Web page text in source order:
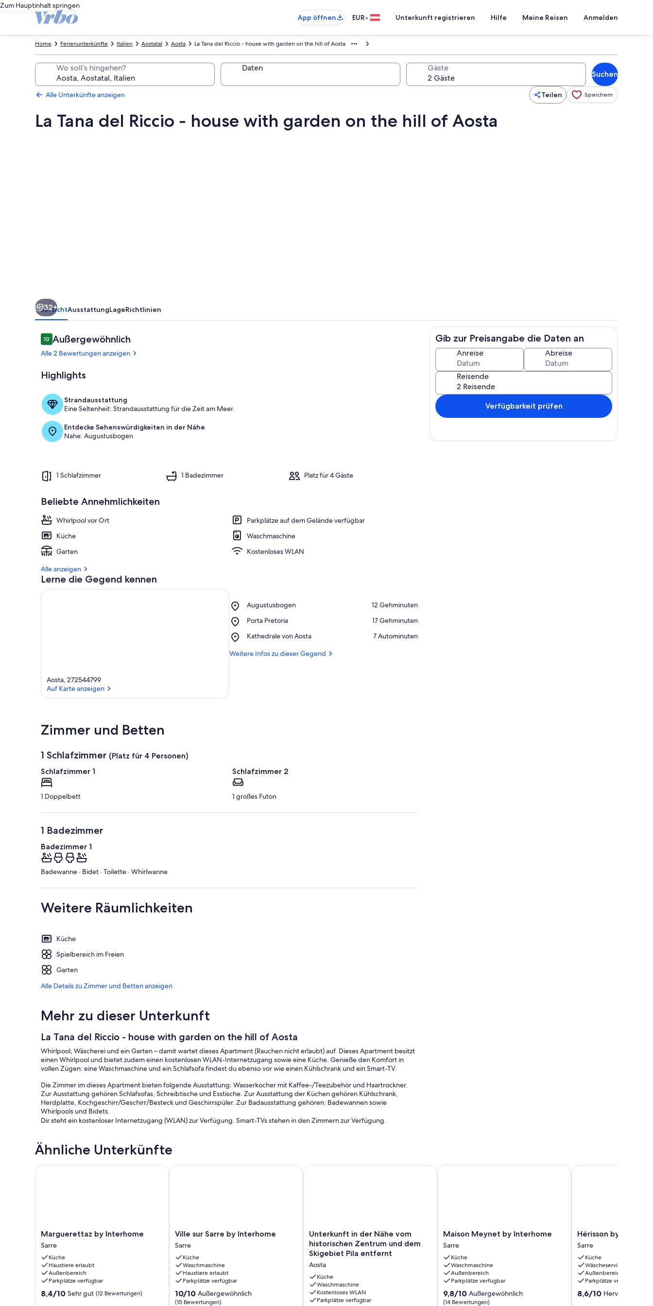
Zum Hauptinhalt springen
App öffnen
EUR• Unterkunft registrieren Hilfe Meine Reisen Anmelden
La Tana del Riccio - house with garden on the hill of Aosta
Aosta
Aostatal
Italien
Ferienunterkünfte
Home
Wo soll’s hingehen? Daten Gäste
Suchen
Alle Unterkünfte anzeigen Teilen Speichern
La Tana del Riccio - house with garden on the hill of Aosta
the
hill
of
Aosta
Wohnbereich Außenbereich
32+
ÜbersichtAusstattungLageRichtlinien
Bewertungen
1010 von 10.
Außergewöhnlich
Alle 2 Bewertungen anzeigen
Highlights
Strandausstattung
Eine Seltenheit: Strandausstattung für die Zeit am Meer.
Entdecke Sehenswürdigkeiten in der Nähe
Nahe: Augustusbogen
1 Schlafzimmer 1 Badezimmer Platz für 4 Gäste
Beliebte Annehmlichkeiten
Whirlpool vor Ort
Parkplätze auf dem Gelände verfügbar
Küche
Waschmaschine
Garten
Kostenloses WLAN
Alle anzeigen
Lerne die Gegend kennen
Aosta, 272544799
Auf Karte anzeigen
Augustusbogen
Place,
‪12 Gehminuten‬
Porta Pretoria
Place,
Pretoria
‪17 Gehminuten‬
Kathedrale von Aosta
Place,
von
‪7 Autominuten‬
Weitere Infos zu dieser Gegend
Zimmer und Betten
1 Schlafzimmer (Platz für 4 Personen)
Schlafzimmer 1
1 Doppelbett
Schlafzimmer 2
1 großes Futon
1 Badezimmer
Badezimmer 1
Badewanne · Bidet · Toilette · Whirlwanne
Weitere Räumlichkeiten
Küche
Spielbereich im Freien
Garten
Alle Details zu Zimmer und Betten anzeigen
Mehr zu dieser Unterkunft
La Tana del Riccio - house with garden on the hill of Aosta
Whirlpool, Wäscherei und ein Garten – damit wartet dieses Apartment (Rauchen nicht erlaubt) auf. Dieses Apartment besitzt
einen Whirlpool und bietet zudem einen kostenlosen WLAN-Internetzugang sowie eine Küche. Genieße den Komfort in
vollen Zügen: eine Waschmaschine und ein Schlafsofa findest du ebenso vor wie einen Kühlschrank und ein Smart-TV.
Die Zimmer im dieses Apartment bieten folgende Ausstattung: Wasserkocher mit Kaffee-/Teezubehör und Haartrockner.
Zur Ausstattung gehören Schlafsofas, Schreibtische und Esstische. Zur Ausstattung der Küchen gehören Kühlschrank,
Herdplatte, Kochgeschirr/Geschirr/Besteck und Geschirrspüler. Zur Badausstattung gehören: Badewannen sowie
Whirlpools und Bidets.
Dir steht ein kostenloser Internetzugang (WLAN) zur Verfügung. Smart-TVs stehen in den Zimmern zur Verfügung.
Die unten aufgeführten Freizeitaktivitäten werden entweder vor Ort oder in der Nähe angeboten. Es können dabei
Gebühren anfallen.
Gib zur Preisangabe die Daten an
Anreise Abreise
Reisende
Verfügbarkeit prüfen
Ähnliche Unterkünfte
Marguerettaz
by
Interhome
Sarre
Marguerettaz by Interhome
Sarre
Küche
Haustiere erlaubt
Außenbereich
Parkplätze verfügbar
8.4
8,4/10 Sehr gut (12 Bewertungen)
Marguerettaz by Interhome
Ville
sur
Sarre
by
Interhome
Sarre
Ville sur Sarre by Interhome
Sarre
Küche
Waschmaschine
Haustiere erlaubt
Parkplätze verfügbar
10.0
von
10/10 Außergewöhnlich
(15 Bewertungen)
Ville sur Sarre by Interhome
Unterkunft
in
der
Nähe
vom
historischen
Zentrum
und
dem
Unterkunft in der Nähe vom
historischen Zentrum und dem
Skigebiet Pila entfernt
Aosta
Küche
Waschmaschine
Kostenloses WLAN
Parkplätze verfügbar
Unterkunft in der Nähe vom historischen Zentrum und dem Skigebiet Pila entfernt
Maison
Meynet
by
Interhome
Sarre
Maison Meynet by Interhome
Sarre
Küche
Waschmaschine
Außenbereich
Parkplätze verfügbar
9.8
von
9,8/10 Außergewöhnlich
(14 Bewertungen)
Maison Meynet by Interhome
Hérisson
by
Interhome
Sarre
Hérisson by
Sarre
Küche
Wäscheservice
Außenbereich
Parkplätze verfügbar
8.6
8,6/10 Hervorragend
Hérisson by Interhome